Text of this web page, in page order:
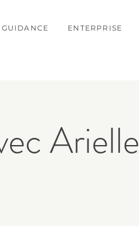
GUIDANCE ENTERPRISE
Arielle